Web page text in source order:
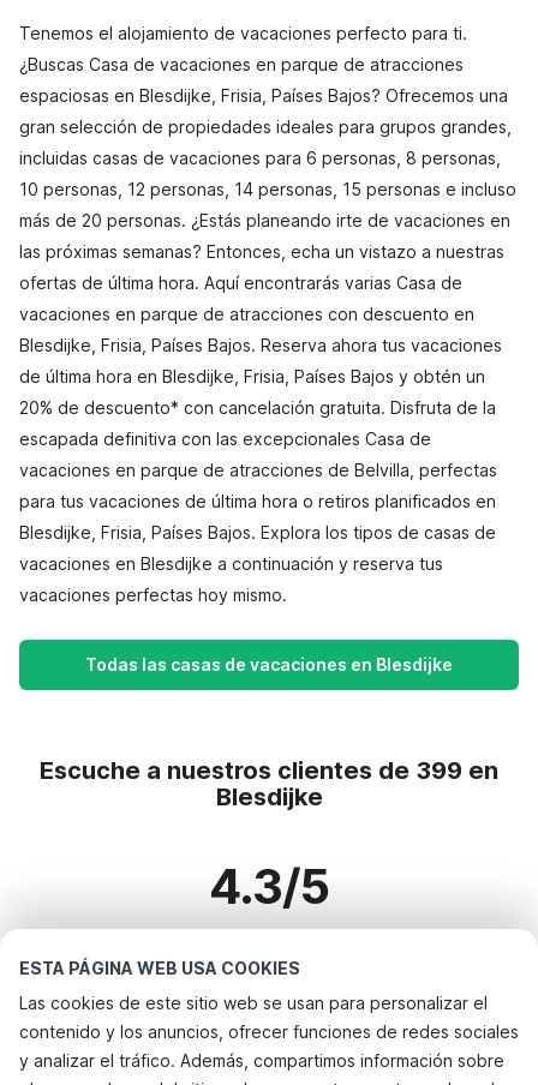
ESTA PÁGINA WEB USA COOKIES
Las cookies de este sitio web se usan para personalizar el
contenido y los anuncios, ofrecer funciones de redes sociales
y analizar el tráfico. Además, compartimos información sobre
Tenemos el alojamiento de vacaciones perfecto para ti.
¿Buscas Casa de vacaciones en parque de atracciones
espaciosas en Blesdijke, Frisia, Países Bajos? Ofrecemos una
gran selección de propiedades ideales para grupos grandes,
incluidas casas de vacaciones para 6 personas, 8 personas,
10 personas, 12 personas, 14 personas, 15 personas e incluso
más de 20 personas. ¿Estás planeando irte de vacaciones en
las próximas semanas? Entonces, echa un vistazo a nuestras
ofertas de última hora. Aquí encontrarás varias Casa de
vacaciones en parque de atracciones con descuento en
Blesdijke, Frisia, Países Bajos. Reserva ahora tus vacaciones
de última hora en Blesdijke, Frisia, Países Bajos y obtén un
20% de descuento* con cancelación gratuita. Disfruta de la
escapada definitiva con las excepcionales Casa de
vacaciones en parque de atracciones de Belvilla, perfectas
para tus vacaciones de última hora o retiros planificados en
Blesdijke, Frisia, Países Bajos. Explora los tipos de casas de
vacaciones en Blesdijke a continuación y reserva tus
vacaciones perfectas hoy mismo.
Todas las casas de vacaciones en Blesdijke
Escuche a nuestros clientes de 399 en
Blesdijke
4.3/5
Destinos más populares para vacaciones